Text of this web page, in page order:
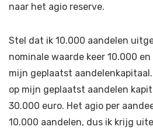
naar het agio reserve.
Stel dat ik 10.000 aandelen
nominale waarde keer 10.000
mijn geplaatst
op mijn geplaatst aandelen
30.000 euro. Het agio per
10.000 aandelen, dus ik krijg